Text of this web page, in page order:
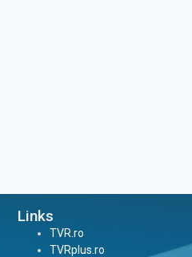
Links
TVR.ro
TVRplus.ro